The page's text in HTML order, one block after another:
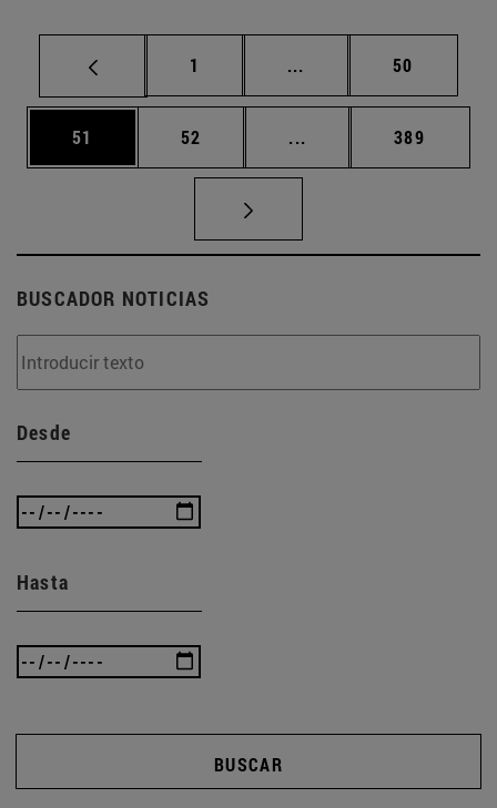
Página
1 ... Páginas intermedias
Página
50
Página
51 Página
52 ... Páginas intermedias
Página
389
BUSCADOR NOTICIAS
Desde
Hasta
BUSCAR